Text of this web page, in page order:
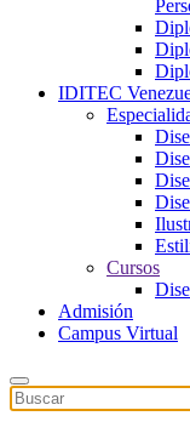
IDITEC
Cursos
Admisión
Campus Virtual